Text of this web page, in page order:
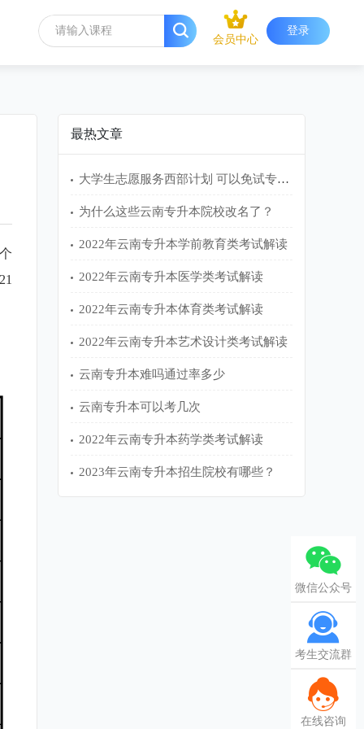
会员中心
登录
最热文章
大学生志愿服务西部计划 可以免试专升本吗？
为什么这些云南专升本院校改名了？
2022年云南专升本学前教育类考试解读
2022年云南专升本医学类考试解读
2022年云南专升本体育类考试解读
2022年云南专升本艺术设计类考试解读
云南专升本难吗通过率多少
云南专升本可以考几次
2022年云南专升本药学类考试解读
2023年云南专升本招生院校有哪些？
微信公众号
考生交流群
在线咨询